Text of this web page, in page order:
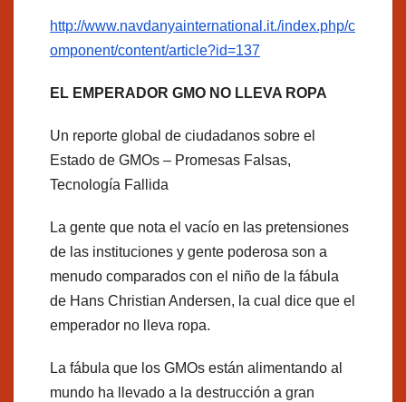
http://www.navdanyainternational.it./index.php/c
omponent/content/article?id=137
EL EMPERADOR GMO NO LLEVA ROPA
Un reporte global de ciudadanos sobre el
Estado de GMOs – Promesas Falsas,
Tecnología Fallida
La gente que nota el vacío en las pretensiones
de las instituciones y gente poderosa son a
menudo comparados con el niño de la fábula
de Hans Christian Andersen, la cual dice que el
emperador no lleva ropa.
La fábula que los GMOs están alimentando al
mundo ha llevado a la destrucción a gran